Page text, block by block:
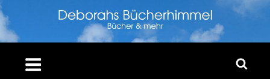
Skip
to
content